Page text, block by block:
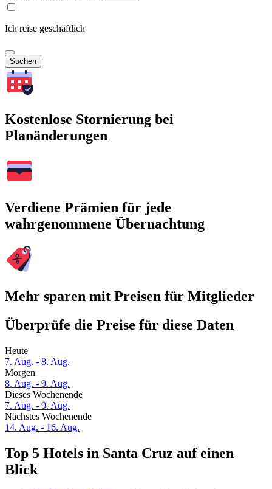
Ich reise geschäftlich
Suchen
Kostenlose Stornierung bei
Planänderungen
Verdiene Prämien für jede
wahrgenommene Übernachtung
Mehr sparen mit Preisen für Mitglieder
Überprüfe die Preise für diese Daten
Heute
7. Aug. - 8. Aug.
Morgen
8. Aug. - 9. Aug.
Dieses Wochenende
7. Aug. - 9. Aug.
Nächstes Wochenende
14. Aug. - 16. Aug.
Top 5 Hotels in Santa Cruz auf einen
Blick